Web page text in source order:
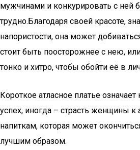
мужчинами и конкурировать с ней
трудно.Благодаря своей красоте,
напористости, она может
стоит быть поосторожнее с нею,
тонко и хитро, чтобы обойти её в
Короткое атласное платье
успех, иногда – страсть женщины
напиткам, которая может
лучшим образом.